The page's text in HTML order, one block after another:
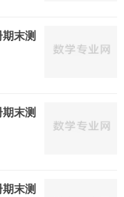
末测
末测
末测